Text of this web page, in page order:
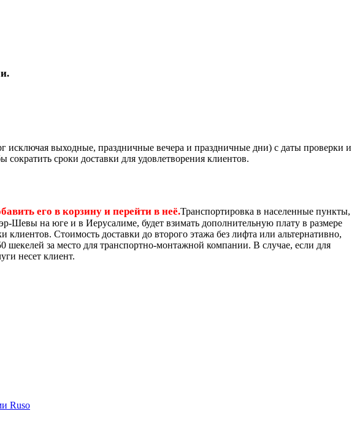
исключая выходные, праздничные вечера и праздничные дни) с даты проверки и
сроки доставки для удовлетворения клиентов.
его в корзину и перейти в неё.Транспортировка в населенные пункты,
Шевы на юге и в Иерусалиме, будет взимать дополнительную плату в размере
Стоимость доставки до второго этажа без лифта или альтернативно,
шекелей за место для транспортно-монтажной компании. В случае, если для
несет клиент.